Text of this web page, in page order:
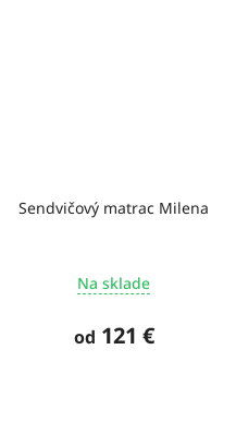
Sendvičový matrac Milena
Na sklade
od 121 €